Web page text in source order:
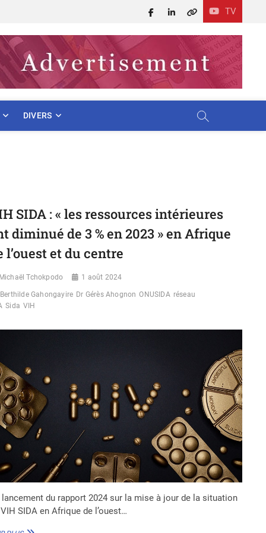
TV
Facebook
LinkedIn
X
DIVERS
SIDA : « les ressources intérieures
diminué de 3 % en 2023 » en Afrique
l’ouest et du centre
Michaël Tchokpodo 1 août 2024
Berthilde Gahongayire Dr Gérès Ahognon ONUSIDA réseau
Sida VIH
lancement du rapport 2024 sur la mise à jour de la situation
SIDA en Afrique de l’ouest…
VIH